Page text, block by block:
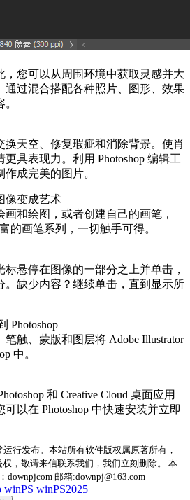
，您可以从周围环境中获取灵感并大
通过混合搭配各种照片、图形、效果
换天空、修复瑕疵和消除背景。使肖
具表现力。利用 Photoshop 编辑工
成完美的图片。
像变成艺术
和绘图，或者创建自己的画笔，
的画笔系列，一切触手可得。
悬停在图像的一部分之上并单击，
。缺少内容？继续单击，直到显示所
Photoshop
触、蒙版和图层将 Adobe Illustrator
中。
和 Creative Cloud 桌面应用
以在 Photoshop 中快速安装并立即
行发布。本站所有软件版权属原著所有，
，敬请来信联系我们，我们立刻删除。 本
downpjcom 邮箱:downpj@163.com
winPS winPS2025